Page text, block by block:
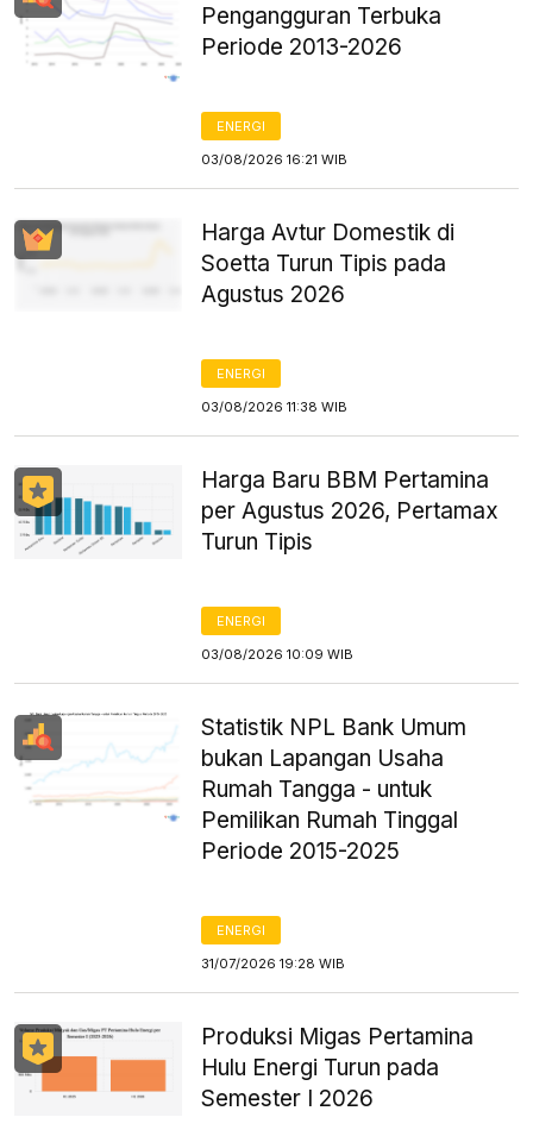
Pengangguran Terbuka
Periode 2013-2026
ENERGI
03/08/2026 16:21 WIB
Harga Avtur Domestik di
Soetta Turun Tipis pada
Agustus 2026
ENERGI
03/08/2026 11:38 WIB
Harga Baru BBM Pertamina
per Agustus 2026, Pertamax
Turun Tipis
ENERGI
03/08/2026 10:09 WIB
Statistik NPL Bank Umum
bukan Lapangan Usaha
Rumah Tangga - untuk
Pemilikan Rumah Tinggal
Periode 2015-2025
ENERGI
31/07/2026 19:28 WIB
Produksi Migas Pertamina
Hulu Energi Turun pada
Semester I 2026